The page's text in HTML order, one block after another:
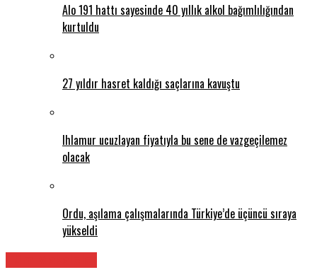
Alo 191 hattı sayesinde 40 yıllık alkol bağımlılığından
kurtuldu
27 yıldır hasret kaldığı saçlarına kavuştu
Ihlamur ucuzlayan fiyatıyla bu sene de vazgeçilemez
olacak
Ordu, aşılama çalışmalarında Türkiye’de üçüncü sıraya
yükseldi